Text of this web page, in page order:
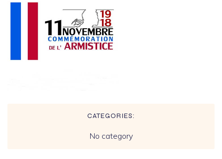
CATEGORIES:
No category